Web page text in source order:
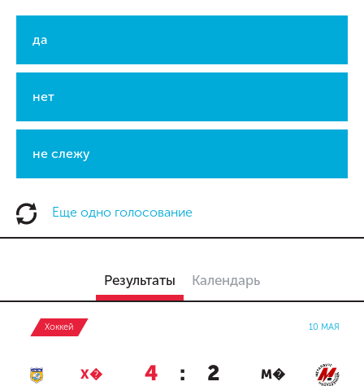
да
нет
не слежу
Еще одно голосование
Результаты Календарь
Хоккей 10 МАЯ
Х� 4 : 2 М�